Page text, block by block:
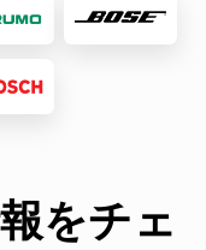
をチェ